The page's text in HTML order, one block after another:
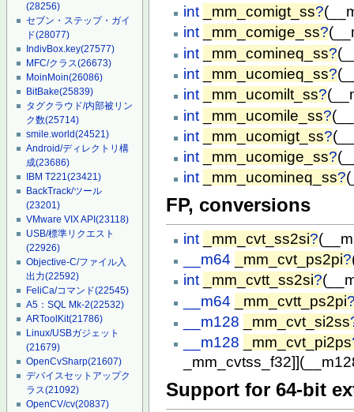
(28256)
セブン・ステップ・ガイ
ド(28077)
IndivBox.key(27577)
MFC/クラス(26673)
MoinMoin(26086)
BitBake(25839)
タグクラウド/内部被リン
ク数(25714)
smile.world(24521)
Android/ディレクトリ構
成(23686)
IBM T221(23421)
BackTrack/ツール
(23201)
VMware VIX API(23118)
USB/標準リクエスト
(22926)
Objective-C/ファイル入
出力(22592)
FeliCa/コマンド(22545)
A5：SQL Mk-2(22532)
ARToolKit(21786)
Linux/USBガジェット
(21679)
OpenCvSharp(21607)
デバイスセットアップク
ラス(21092)
OpenCV/cv(20837)
int
_mm_comigt_ss?
int
_mm_comige_ss?
int
_mm_comineq_ss?
int
_mm_ucomieq_ss?
int
_mm_ucomilt_ss?
int
_mm_ucomile_ss?
int
_mm_ucomigt_ss?
int
_mm_ucomige_ss?
int
_mm_ucomineq_ss?
FP, conversions
int _mm_cvt_ss2si?
__m64
_mm_cvt_ps2pi?
int
_mm_cvtt_ss2si?
__m64
_mm_cvtt_ps2pi
__m128
_mm_cvt_si2ss
__m128
_mm_cvt_pi2ps
Support for 64-bit